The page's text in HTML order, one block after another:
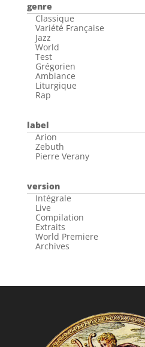
genre
Classique
Variété Française
Jazz
World
Test
Grégorien
Ambiance
Liturgique
Rap
label
Arion
Zebuth
Pierre Verany
version
Intégrale
Live
Compilation
Extraits
World Premiere
Archives